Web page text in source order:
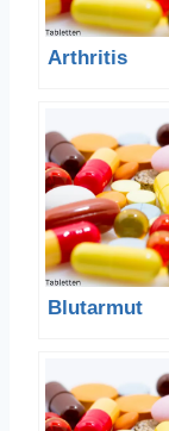
Arthritis
Blutarmut